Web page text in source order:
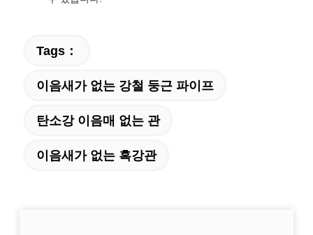
Tags：
이음새가 없는 강철 둥근 파이프
탄소강 이음매 없는 관
이음새가 없는 흑강관